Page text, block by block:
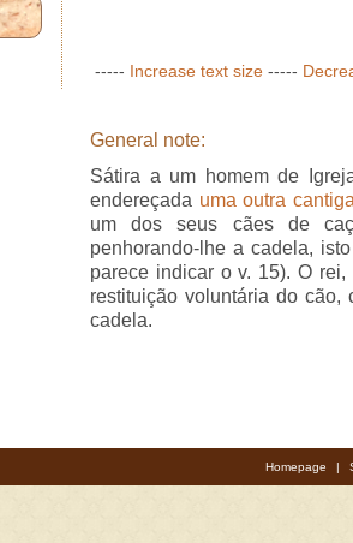
----- Increase text size -----
General note:
Sátira a um homem de
endereçada uma outra
um dos seus cães de
penhorando-lhe a cadela,
parece indicar o v. 15). O
restituição voluntária do cão,
cadela.
Homepage |